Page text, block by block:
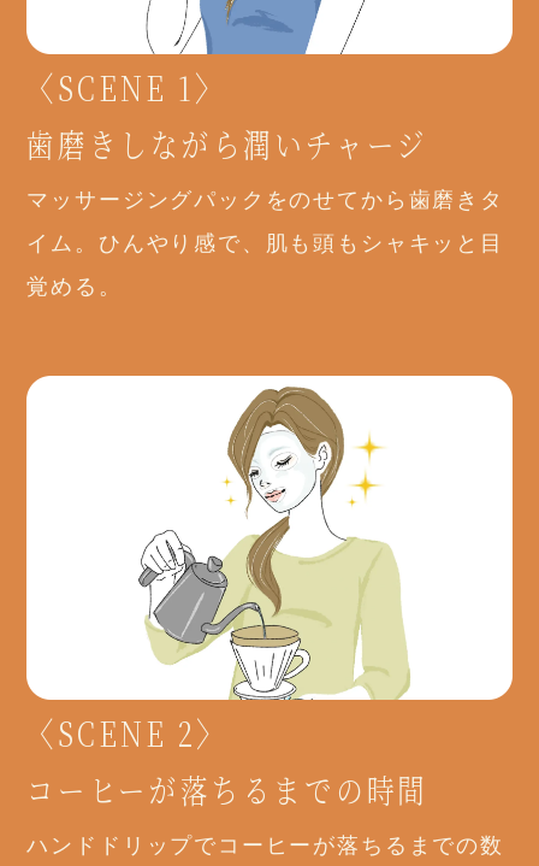
〈SCENE 1〉
歯磨きしながら潤いチャージ
マッサージングパックをのせてから歯磨きタ
イム。ひんやり感で、肌も頭もシャキッと目
覚める。
〈SCENE 2〉
コーヒーが落ちるまでの時間
ハンドドリップでコーヒーが落ちるまでの数